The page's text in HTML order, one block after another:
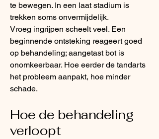
te bewegen. In een laat stadium is
trekken soms onvermijdelijk.
Vroeg ingrijpen scheelt veel. Een
beginnende ontsteking reageert goed
op behandeling; aangetast bot is
onomkeerbaar. Hoe eerder de tandarts
het probleem aanpakt, hoe minder
schade.
Hoe de behandeling
verloopt